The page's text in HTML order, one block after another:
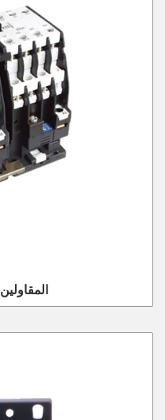
CJX1-N AC المقاولين